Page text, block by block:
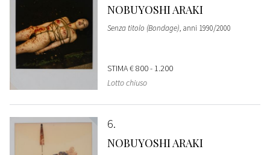
NOBUYOSHI ARAKI
Senza titolo (Bondage), anni 1990/2000
STIMA€ 800 - 1.200
Lotto chiuso
6
NOBUYOSHI ARAKI